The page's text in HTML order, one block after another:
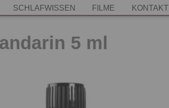
SCHLAFWISSEN FILME KONTAKT
5 ml